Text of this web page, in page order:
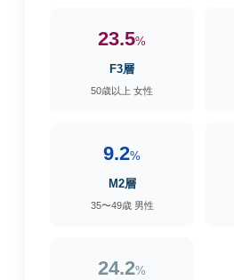
23.5%
F3層
50歳以上 女性
9.2%
M2層
35〜49歳 男性
24.2%